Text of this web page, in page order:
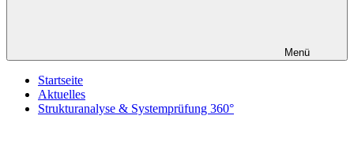
Menü
Startseite
Aktuelles
Strukturanalyse & Systemprüfung 360°